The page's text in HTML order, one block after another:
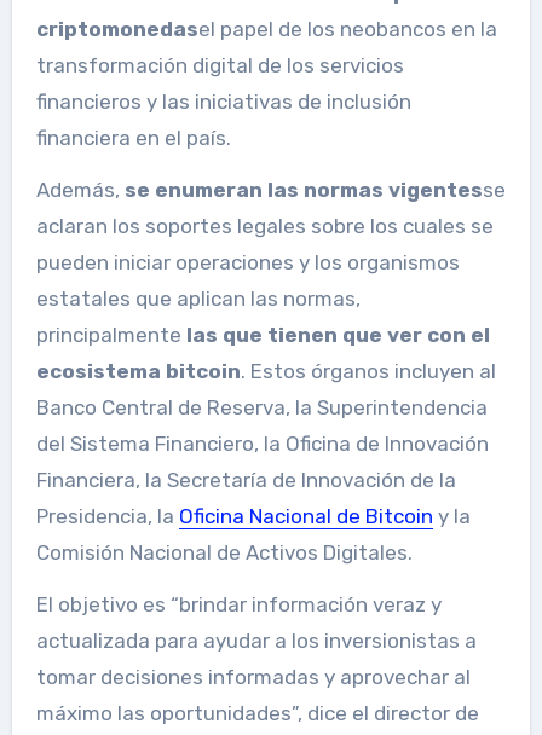
criptomonedasel papel de los neobancos en la
transformación digital de los servicios
financieros y las iniciativas de inclusión
financiera en el país.
Además, se enumeran las normas vigentesse
aclaran los soportes legales sobre los cuales se
pueden iniciar operaciones y los organismos
estatales que aplican las normas,
principalmente las que tienen que ver con el
ecosistema bitcoin. Estos órganos incluyen al
Banco Central de Reserva, la Superintendencia
del Sistema Financiero, la Oficina de Innovación
Financiera, la Secretaría de Innovación de la
Presidencia, la Oficina Nacional de Bitcoin y la
Comisión Nacional de Activos Digitales.
El objetivo es “brindar información veraz y
actualizada para ayudar a los inversionistas a
tomar decisiones informadas y aprovechar al
máximo las oportunidades”, dice el director de